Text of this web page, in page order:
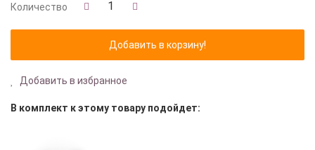
Количество
Добавить в избранное
В комплект к этому товару подойдет: